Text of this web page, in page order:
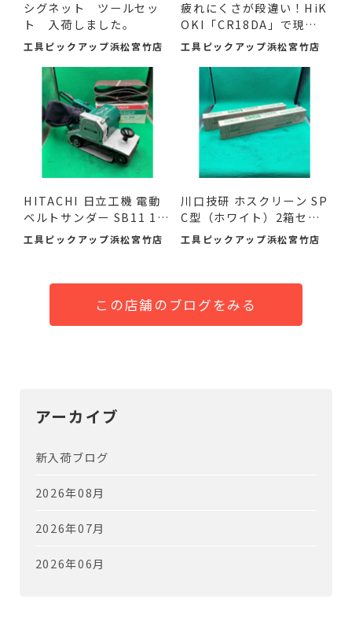
シグネット ツールセッ
ト 入荷しました。
工具ピックアップ浜松宮竹店
疲れにくさが段違い！HiK
OKI「CR18DA」で現場
の作...
工具ピックアップ浜松宮竹店
HITACHI 日立工機 電動
ベルトサンダー SB11 11
0mm ...
工具ピックアップ浜松宮竹店
川口技研 ホスクリーン SP
C型（ホワイト）2箱セ
ッ...
工具ピックアップ浜松宮竹店
この店舗のブログをみる
アーカイブ
新入荷ブログ
2026年08月
2026年07月
2026年06月